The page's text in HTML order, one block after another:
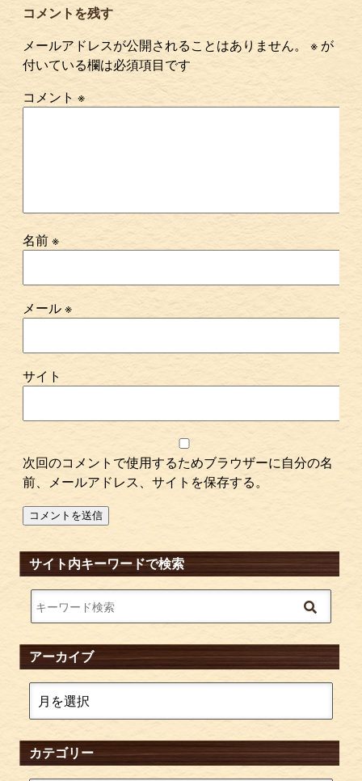
コメントを残す
メールアドレスが公開されることはありません。
※が
付いている欄は必須項目です
コメント※
名前※
メール※
サイト
次回のコメントで使用するためブラウザーに自分の名
前、メールアドレス、サイトを保存する。
サイト内キーワードで検索
アーカイブ
カテゴリー